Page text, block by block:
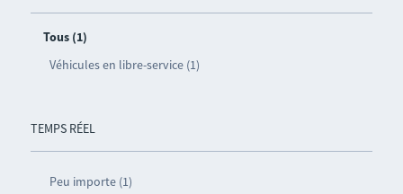
Tous (1)
Véhicules en libre-service (1)
TEMPS RÉEL
Peu importe (1)